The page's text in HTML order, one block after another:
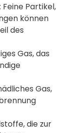
: Feine Partikel,
können
des
Gas, das
Gas,
die zur